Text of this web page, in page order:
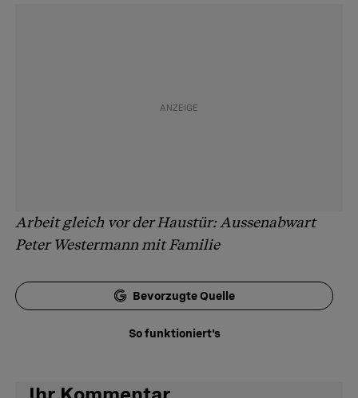
Arbeit gleich vor der Haustür: Aussenabwart
Peter Westermann mit Familie
Bevorzugte Quelle
So funktioniert's